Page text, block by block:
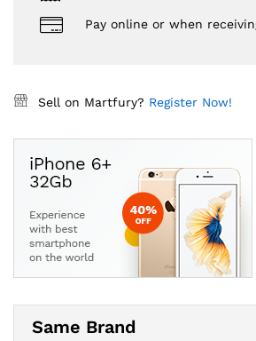
Pay online or when
Sell on Martfury? Register Now!
Same Brand